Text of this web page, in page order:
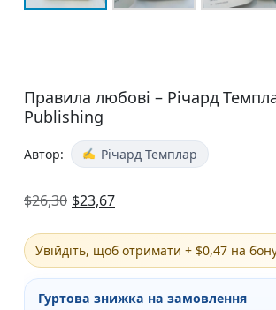
Правила любові – Річард
Publishing
Автор: Річард Темплар
$26,30 $23,67
Увійдіть, щоб отримати + $0,47 на
Гуртова знижка на замовлення